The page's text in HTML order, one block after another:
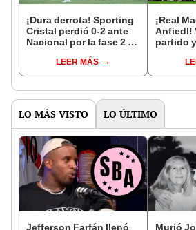
¡Dura derrota! Sporting
Cristal perdió 0-2 ante
Nacional por la fase 2 de
LEER MÁS
¡Real
Anfiedl!
partido
LO MÁS VISTO LO ÚLTIMO
Jefferson Farfán llenó
Murió